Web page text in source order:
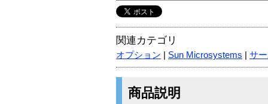
関連カテゴリ
オプション Sun Microsystems サ
商品説明